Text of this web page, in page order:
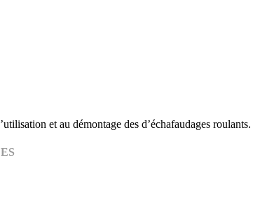
et au démontage des d’échafaudages roulants.